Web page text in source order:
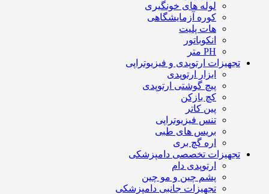
لوله های خونگیری
کوره آزمایشگاهی
هات پلیت
انکوباتور
PH متر
تجهیزات ارتوپدی و فیزیوتراپی
ابزار ارتوپدی
پیچ گوشتی ارتوپدی
کچ بازکن
پین کاتر
تنس فیزیوتراپی
بریس های طبی
اره گچ بری
تجهیزات تخصصی دامپزشکی
ارتوپدی دام
پشم چین و مو چین
تجهیزات جانبی دامپزشکی